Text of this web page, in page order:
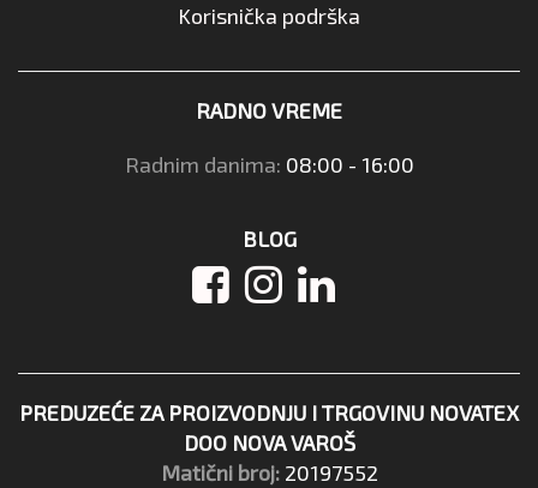
Korisnička podrška
RADNO VREME
Radnim danima: 08:00 - 16:00
BLOG
PREDUZEĆE ZA PROIZVODNJU I TRGOVINU NOVATEX
DOO NOVA VAROŠ
Matični broj: 20197552